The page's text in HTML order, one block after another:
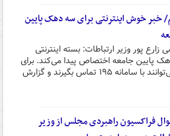
خبر خوش اینترنتی برای سه دهک پایین
زارع پور وزیر ارتباطات: بسته اینترنتی
پایین جامعه اختصاص پیدا می‌کند. برای
کندی سرعت اینترنت مردم می‌توانند با سامانه ۱۹۵ تماس بگیرند و گزارش
فراکسیون راهبردی مجلس از وزیر